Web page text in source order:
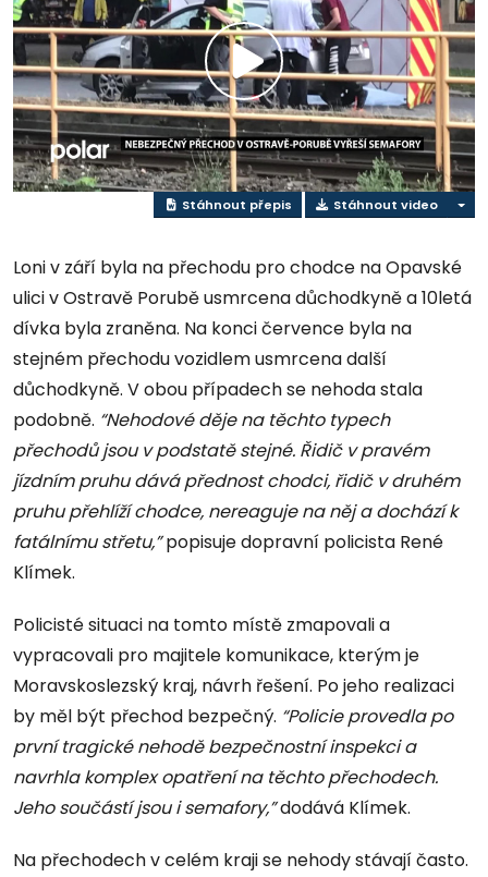
Přehrát
video
Stáhnout přepis Stáhnout video
Loni v září byla na přechodu pro chodce na Opavské
ulici v Ostravě Porubě usmrcena důchodkyně a 10letá
dívka byla zraněna. Na konci července byla na
stejném přechodu vozidlem usmrcena další
důchodkyně. V obou případech se nehoda stala
podobně. “Nehodové děje na těchto typech
přechodů jsou v podstatě stejné. Řidič v pravém
jízdním pruhu dává přednost chodci, řidič v druhém
pruhu přehlíží chodce, nereaguje na něj a dochází k
fatálnímu střetu,”popisuje dopravní policista René
Klímek.
Policisté situaci na tomto místě zmapovali a
vypracovali pro majitele komunikace, kterým je
Moravskoslezský kraj, návrh řešení. Po jeho realizaci
by měl být přechod bezpečný. “Policie provedla po
první tragické nehodě bezpečnostní inspekci a
navrhla komplex opatření na těchto přechodech.
Jeho součástí jsou i semafory,”dodává Klímek.
Na přechodech v celém kraji se nehody stávají často.